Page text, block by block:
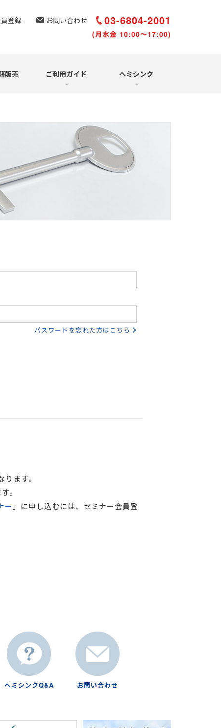
登録 お問い合わせ 03-6804-2001
(月水金 10:00～17:00)
販売 ご利用ガイド
再受講について
ヘミシンク
パスワードを忘れた方はこちら
ます。
。
ー 」に申し込むには、セミナー会員登
ヘミシンクQ&A お問い合わせ